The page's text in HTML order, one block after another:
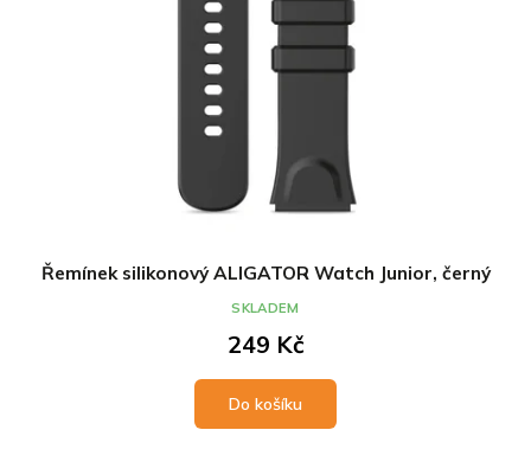
Řemínek silikonový ALIGATOR Watch Junior, černý
249 Kč
Do košíku
SKLADEM